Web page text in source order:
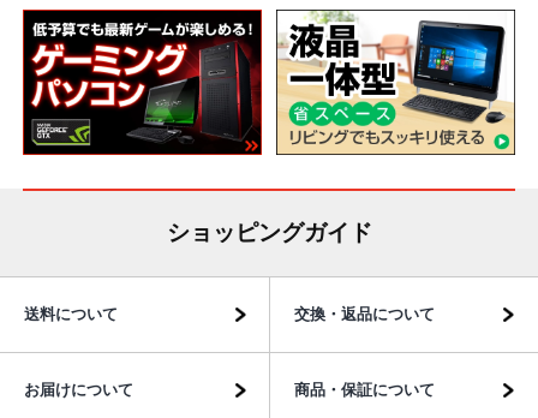
ショッピングガイド
送料について 交換・返品について
お届けについて 商品・保証について